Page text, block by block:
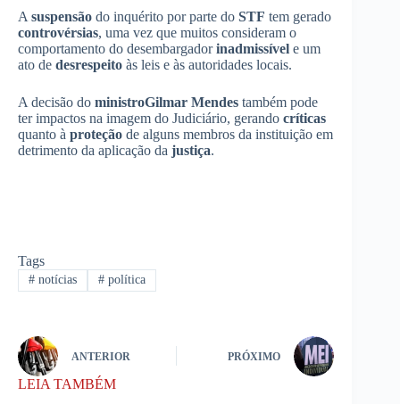
A suspensão do inquérito por parte do STF tem gerado
controvérsias, uma vez que muitos consideram o
comportamento do desembargadorinadmissível e um
ato de desrespeito às leis e às autoridades locais.
A decisão do ministroGilmar Mendes também pode
ter impactos na imagem do Judiciário, gerando críticas
quanto à proteção de alguns membros da instituição em
detrimento da aplicação da justiça.
Tags
#notícias #política
ANTERIOR PRÓXIMO
LEIA TAMBÉM